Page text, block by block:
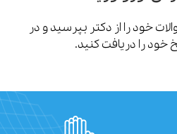
را از دکتر بپرسید و در
دریافت کنید.